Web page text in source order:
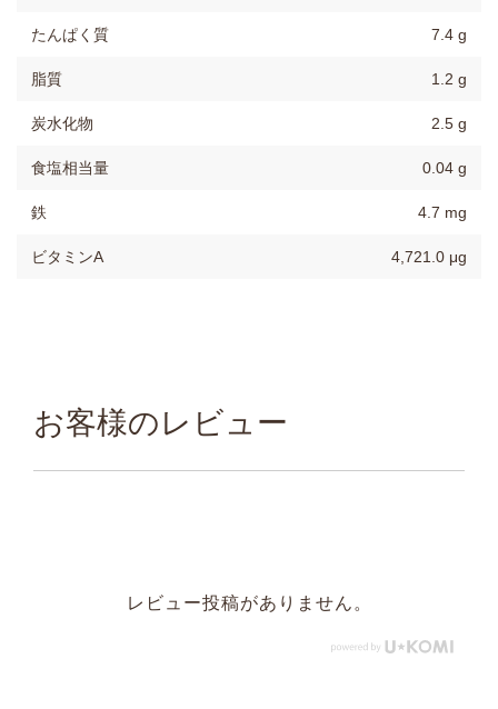
たんぱく質 7.4 g
脂質 1.2 g
炭水化物 2.5 g
食塩相当量 0.04 g
鉄 4.7 mg
ビタミンA 4,721.0 μg
お客様のレビュー
レビュー投稿がありません。